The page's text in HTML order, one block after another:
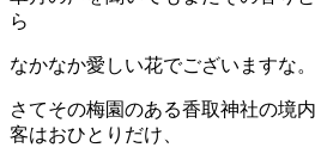
ら
なかなか愛しい花でございますな。
さてその梅園のある香取神社の境
客はおひとりだけ、